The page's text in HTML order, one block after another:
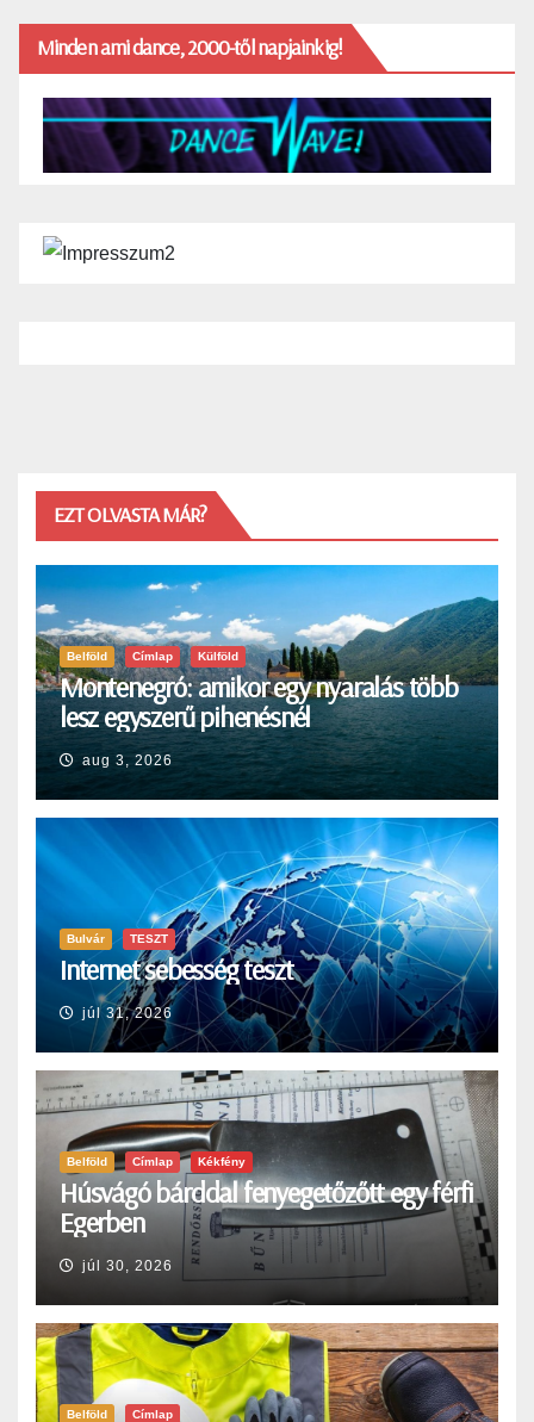
Minden ami dance, 2000-től napjainkig!
EZT OLVASTA MÁR?
Belföld Címlap Külföld
Montenegró: amikor egy nyaralás több
lesz egyszerű pihenésnél
aug 3, 2026
Bulvár TESZT
Internet sebesség teszt
júl 31, 2026
Belföld Címlap Kékfény
Húsvágó bárddal fenyegetőzőtt egy férfi
Egerben
júl 30, 2026
Belföld Címlap